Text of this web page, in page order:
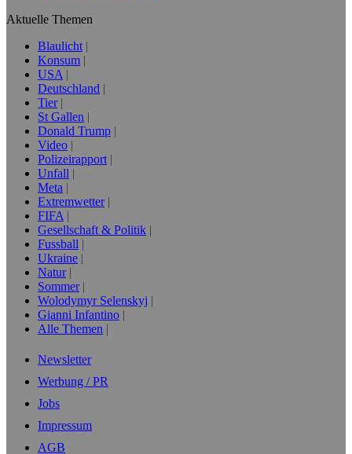
Aktuelle Themen
Blaulicht
Konsum
USA
Deutschland
Tier
St Gallen
Donald Trump
Video
Polizeirapport
Unfall
Meta
Extremwetter
FIFA
Gesellschaft & Politik
Fussball
Ukraine
Natur
Sommer
Wolodymyr Selenskyj
Gianni Infantino
Alle Themen
Newsletter
Werbung / PR
Jobs
Impressum
AGB